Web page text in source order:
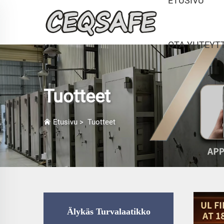
OTA
Tuotteet
Etusivu > Tuotteet
Älykäs Turvalaatikko